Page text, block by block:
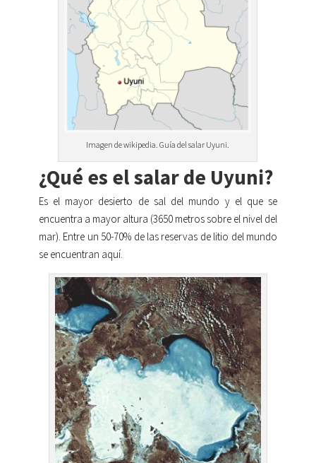
Imagen de wikipedia. Guía del salar Uyuni.
¿Qué es el salar de Uyuni?
Es el mayor desierto de sal del mundo y el que se
encuentra a mayor altura (3650 metros sobre el nivel del
mar). Entre un 50-70% de las reservas de litio del mundo
se encuentran aquí.